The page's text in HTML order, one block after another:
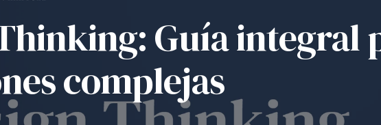
Guía integral
complejas